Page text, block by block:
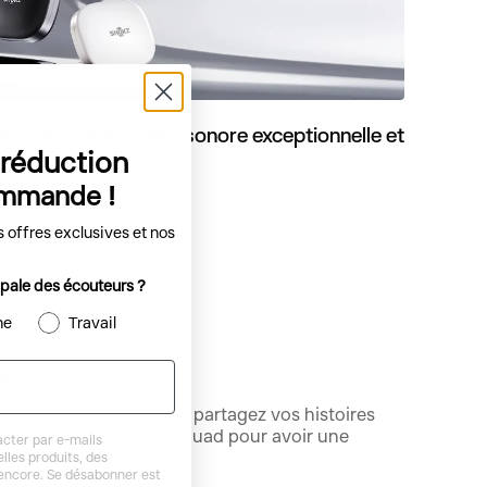
Pro : une qualité sonore exceptionnelle et
dernières actualités, partagez vos histoires
le hashtag #ShokzSquad pour avoir une
en avant.
réduction
!
offres exclusives et nos
des écouteurs ?
Travail
par e-mails
produits, des
Se désabonner est